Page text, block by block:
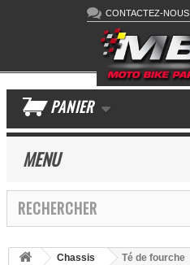
CONTACTEZ-NOUS
PANIER
MENU
Chassis Té de fourche